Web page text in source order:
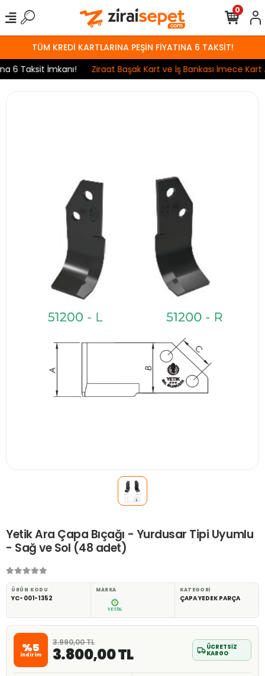
TÜM KREDİ KARTLARINA PEŞİN FİYATINA 6 TAKSİT!
Taksit İmkanı!
Ziraat Başak Kart ve İş Bankası İmece Kart
0
Yetik Ara Çapa Bıçağı - Yurdusar Tipi Uyumlu
- Sağ ve Sol (48 adet)
ÜRÜN KODU
YC-001-1352
MARKA KATEGORI
ÇAPA YEDEK PARÇA
%5
indirim
3.990,00 TL
3.800,00 TL
ÜCRETSİZ
KARGO